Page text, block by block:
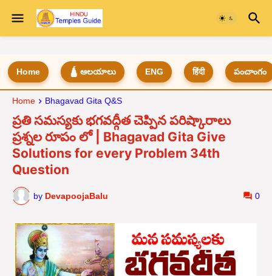
Home 🛕 ఆలయాలు ENG हिंदी పంచాంగం
Home Bhagavad Gita Q&S
ప్రతి సమస్యకు భగవద్గీత చెప్పిన పరిష్కారాలు
ప్రశ్నల రూపం లో | Bhagavad Gita Give
Solutions for every Problem 34th
Question
by DevapoojaBalu 0